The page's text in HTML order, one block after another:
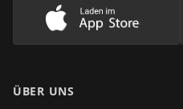
Lade unsere
ÜBER UNS